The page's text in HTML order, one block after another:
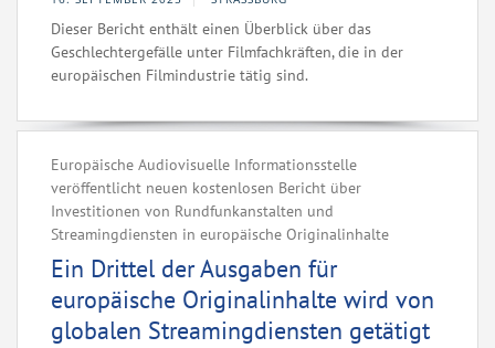
Dieser Bericht enthält einen Überblick über das
Geschlechtergefälle unter Filmfachkräften, die in der
europäischen Filmindustrie tätig sind.
Europäische Audiovisuelle Informationsstelle
veröffentlicht neuen kostenlosen Bericht über
Investitionen von Rundfunkanstalten und
Streamingdiensten in europäische Originalinhalte
Ein Drittel der Ausgaben für
europäische Originalinhalte wird von
globalen Streamingdiensten getätigt